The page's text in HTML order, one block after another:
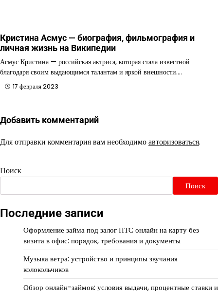
Кристина Асмус — биография, фильмография и
личная жизнь на Википедии
Асмус Кристина — российская актриса, которая стала известной
благодаря своим выдающимся талантам и яркой внешности.…
17 февраля 2023
Добавить комментарий
Для отправки комментария вам необходимоавторизоваться.
Поиск
Поиск
Последние записи
Оформление займа под залог ПТС онлайн на карту без
визита в офис: порядок, требования и документы
Музыка ветра: устройство и принципы звучания
колокольчиков
Обзор онлайн-займов: условия выдачи, процентные ставки и